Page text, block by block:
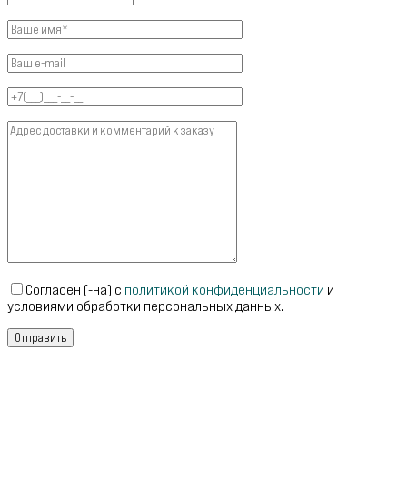
Согласен (-на) с политикой конфиденциальности и
условиями обработки персональных данных.